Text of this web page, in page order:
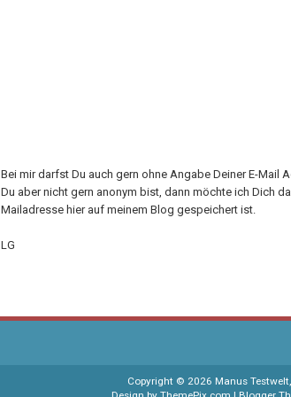
Bei mir darfst Du auch gern ohne Angabe Deiner E-Mail
Du aber nicht gern anonym bist, dann möchte ich Dich
Mailadresse hier auf meinem Blog gespeichert ist.
LG
Copyright © 2026 Manus